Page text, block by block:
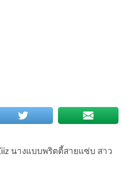
นางแบบพริตตี้สายแซ่บ สาว